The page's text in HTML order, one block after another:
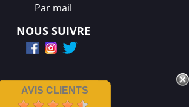
Par mail
NOUS SUIVRE
AVIS CLIENTS